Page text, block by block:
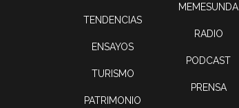
TENDENCIAS
ENSAYOS
TURISMO
PATRIMONIO
MEMESUNDA
RADIO
PODCAST
PRENSA